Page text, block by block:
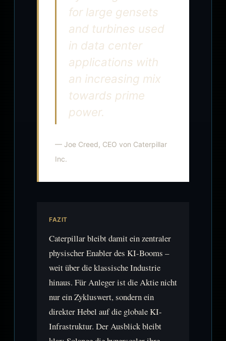
for large gensets
and turbines used
in data center
applications with
an increasing mix
towards prime
power.
— Joe Creed, CEO von Caterpillar
Inc.
FAZIT
Caterpillar bleibt damit ein zentraler
physischer Enabler des KI-Booms –
weit über die klassische Industrie
hinaus. Für Anleger ist die Aktie nicht
nur ein Zykluswert, sondern ein
direkter Hebel auf die globale KI-
Infrastruktur. Der Ausblick bleibt